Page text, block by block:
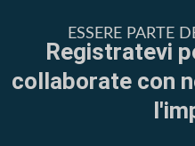
ESSERE PARTE
Registratevi
collaborate con